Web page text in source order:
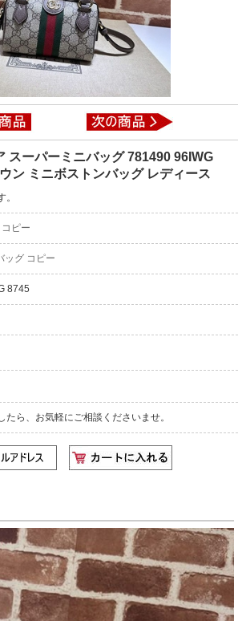
スーパーミニバッグ ‎781490 96IWG
ン ミニボストンバッグ レディース
ピー
ッグ コピー
8745
ら、お気軽にご相談くださいませ。